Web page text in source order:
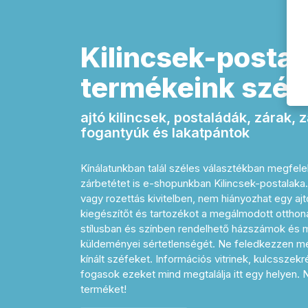
Kilincsek-
termékeink
ajtó kilincsek, postaládák, zárak,
fogantyúk és lakatpántok
Kínálatunkban talál széles választékban
zárbetétet is e-shopunkban Kilincsek-
vagy rozettás kivitelben, nem hiányozhat egy
kiegészítőt és tartozékot a megálmodott
stílusban és színben rendelhető házszámok és
küldeményei sértetlenségét. Ne feledkezzen
kínált széfeket. Információs vitrinek,
fogasok ezeket mind megtalálja itt egy helyen.
terméket!